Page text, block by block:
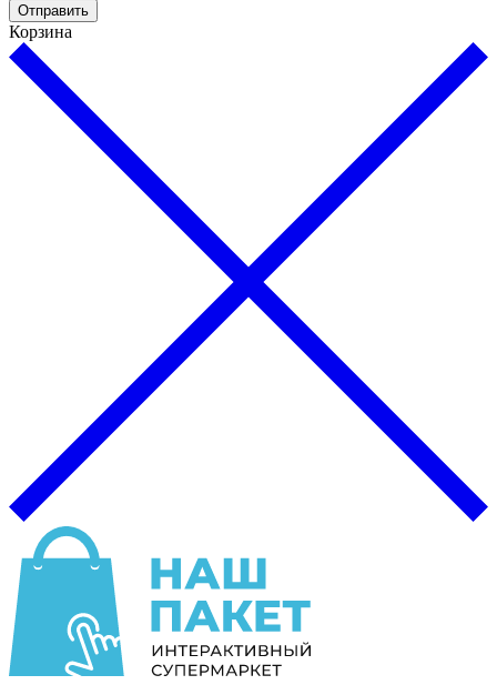
Отправить
Корзина